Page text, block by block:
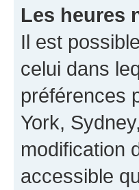
Les heures
Il est
celui dans
préférences
York,
modification
accessible